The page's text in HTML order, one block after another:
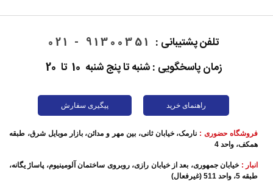
تلفن پشتیبانی : 91300351 - 021
زمان پاسخگویی : شنبه تا پنج شنبه 10 تا 20
راهنمای خرید پیگیری سفارش
فروشگاه حضوری : نارمک، خیابان ثانی، بین مهر و مدائن، بازار موبایل شرق، طبقه
همکف، واحد 4
انبار : خیابان جمهوری، بعد از خیابان رازی، روبروی ساختمان آلومینیوم، پاساژ یگانه،
طبقه 5، واحد 511 (غیرفعال)